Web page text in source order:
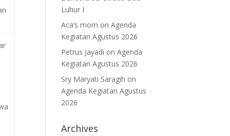
Luhur I
Aca’s mom onAgenda
Kegiatan Agustus 2026
Petrus Jayadi onAgenda
Kegiatan Agustus 2026
Sry Maryati Saragih on
Agenda Kegiatan Agustus
2026
Archives